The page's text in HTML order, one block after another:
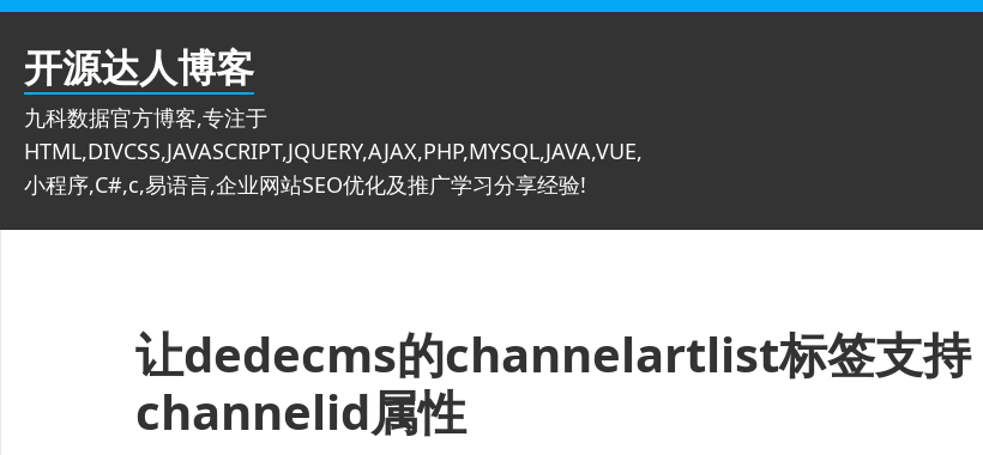
跳
开源达人博客
九科数据官方博客,专注于
HTML,DIVCSS,JAVASCRIPT,JQUERY,AJAX,PHP,MYSQL,JAVA,VUE,
小程序,C#,c,易语言,企业网站SEO优化及推广学习分享经验!
让dedecms的channelartlist标签支持
channelid属性